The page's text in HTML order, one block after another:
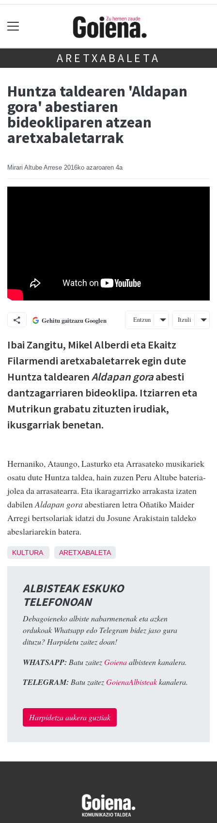
ARETXABALETA
Huntza taldearen 'Aldapan
gora' abestiaren
bideokliparen atzean
aretxabaletarrak
Mirari Altube Arrese 2016ko azaroaren 4a
Gehitu gaitzazu Googlen Entzun Itzuli
Ibai Zangitu, Mikel Alberdi eta Ekaitz
Filarmendi aretxabaletarrek egin dute
Huntza taldearenAldapan goraabesti
dantzagarriaren bideoklipa. Itziarren eta
Mutrikun grabatu zituzten irudiak,
ikusgarriak benetan.
Hernaniko, Ataungo, Lasturko eta Arrasateko musikariek
osatu dute Huntza taldea, hain zuzen Peru Altube bateria-
jolea da arrasatearra. Eta ikaragarrizko arrakasta izaten
dabilenAldapan gora abestiaren letra Oñatiko Maider
Arregi bertsolariak idatzi du Josune Arakistain taldeko
abeslariarekin batera.
KULTURA ARETXABALETA
ALBISTEAK ESKUKO
TELEFONOAN
Debagoieneko albiste nabarmenenak eta azken
ordukoak Whatsapp edo Telegram bidez jaso gura
dituzu? Harpidetu zaitez doan!
WHATSAPP: Batu zaitezGoienaalbisteen kanalera.
TELEGRAM: Batu zaitezGoienaAlbisteakkanalera.
Harpidetza aukera guztiak